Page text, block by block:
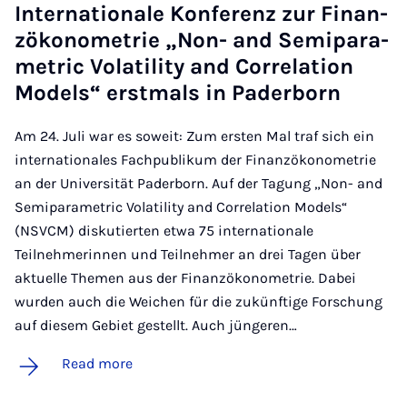
In­ter­na­tionale Kon­fer­enz zur Fin­an­
zökono­met­rie „Non- and Semi­para­
met­ric Volat­il­ity and Cor­rel­a­tion
Mod­els“ er­st­mals in Pader­born
Am 24. Juli war es soweit: Zum ersten Mal traf sich ein
internationales Fachpublikum der Finanzökonometrie
an der Universität Paderborn. Auf der Tagung „Non- and
Semiparametric Volatility and Correlation Models“
(NSVCM) diskutierten etwa 75 internationale
Teilnehmerinnen und Teilnehmer an drei Tagen über
aktuelle Themen aus der Finanzökonometrie. Dabei
wurden auch die Weichen für die zukünftige Forschung
auf diesem Gebiet gestellt. Auch jüngeren…
Read more